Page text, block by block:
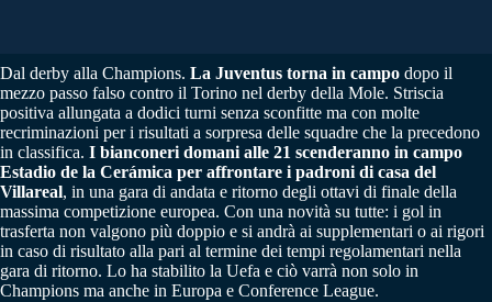
Dal derby alla Champions. La Juventus torna in campo dopo il
mezzo passo falso contro il Torino nel derby della Mole. Striscia
positiva allungata a dodici turni senza sconfitte ma con molte
recriminazioni per i risultati a sorpresa delle squadre che la precedono
in classifica. I bianconeri domani alle 21 scenderanno in campo
Estadio de la Cerámica per affrontare i padroni di casa del
Villareal, in una gara di andata e ritorno degli ottavi di finale della
massima competizione europea. Con una novità su tutte: i gol in
trasferta non valgono più doppio e si andrà ai supplementari o ai rigori
in caso di risultato alla pari al termine dei tempi regolamentari nella
gara di ritorno. Lo ha stabilito la Uefa e ciò varrà non solo in
Champions ma anche in Europa e Conference League.